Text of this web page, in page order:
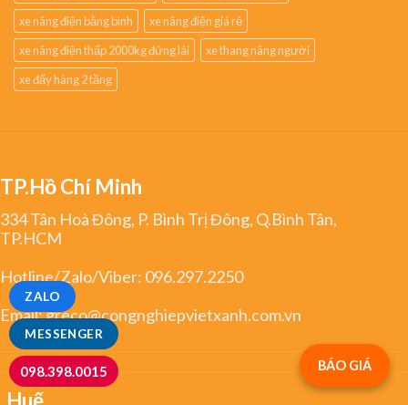
MESSENGER
ZALO
098.398.0015
xe nâng điện bằng bình
xe nâng điện giá rẻ
xe nâng điện thấp 2000kg đứng lái
xe thang nâng người
xe đẩy hàng 2 tầng
TP.Hồ Chí Minh
334 Tân Hoà Đông, P. Bình Trị Đông, Q.Bình Tân,
TP.HCM
Hotline/Zalo/Viber: 096.297.2250
Email:greco@congnghiepvietxanh.com.vn
Huế
BÁO GIÁ